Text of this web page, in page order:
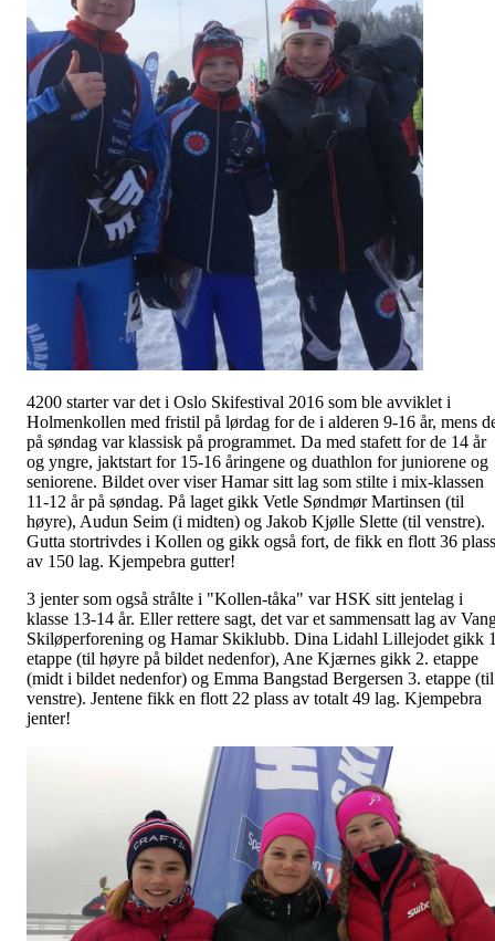
4200 starter var det i Oslo Skifestival 2016 som ble avviklet i
Holmenkollen med fristil på lørdag for de i alderen 9-16 år, mens
på søndag var klassisk på programmet. Da med stafett for de 14 år
og yngre, jaktstart for 15-16 åringene og duathlon for juniorene og
seniorene. Bildet over viser Hamar sitt lag som stilte i mix-klassen
11-12 år på søndag. På laget gikk Vetle Søndmør Martinsen (til
høyre), Audun Seim (i midten) og Jakob Kjølle Slette (til venstre).
Gutta stortrivdes i Kollen og gikk også fort, de fikk en flott 36 plass
av 150 lag. Kjempebra gutter!
3 jenter som også strålte i "Kollen-tåka" var HSK sitt jentelag i
klasse 13-14 år. Eller rettere sagt, det var et sammensatt lag av
Skiløperforening og Hamar Skiklubb. Dina Lidahl Lillejodet gikk
etappe (til høyre på bildet nedenfor), Ane Kjærnes gikk 2. etappe
(midt i bildet nedenfor) og Emma Bangstad Bergersen 3. etappe (til
venstre). Jentene fikk en flott 22 plass av totalt 49 lag. Kjempebra
jenter!